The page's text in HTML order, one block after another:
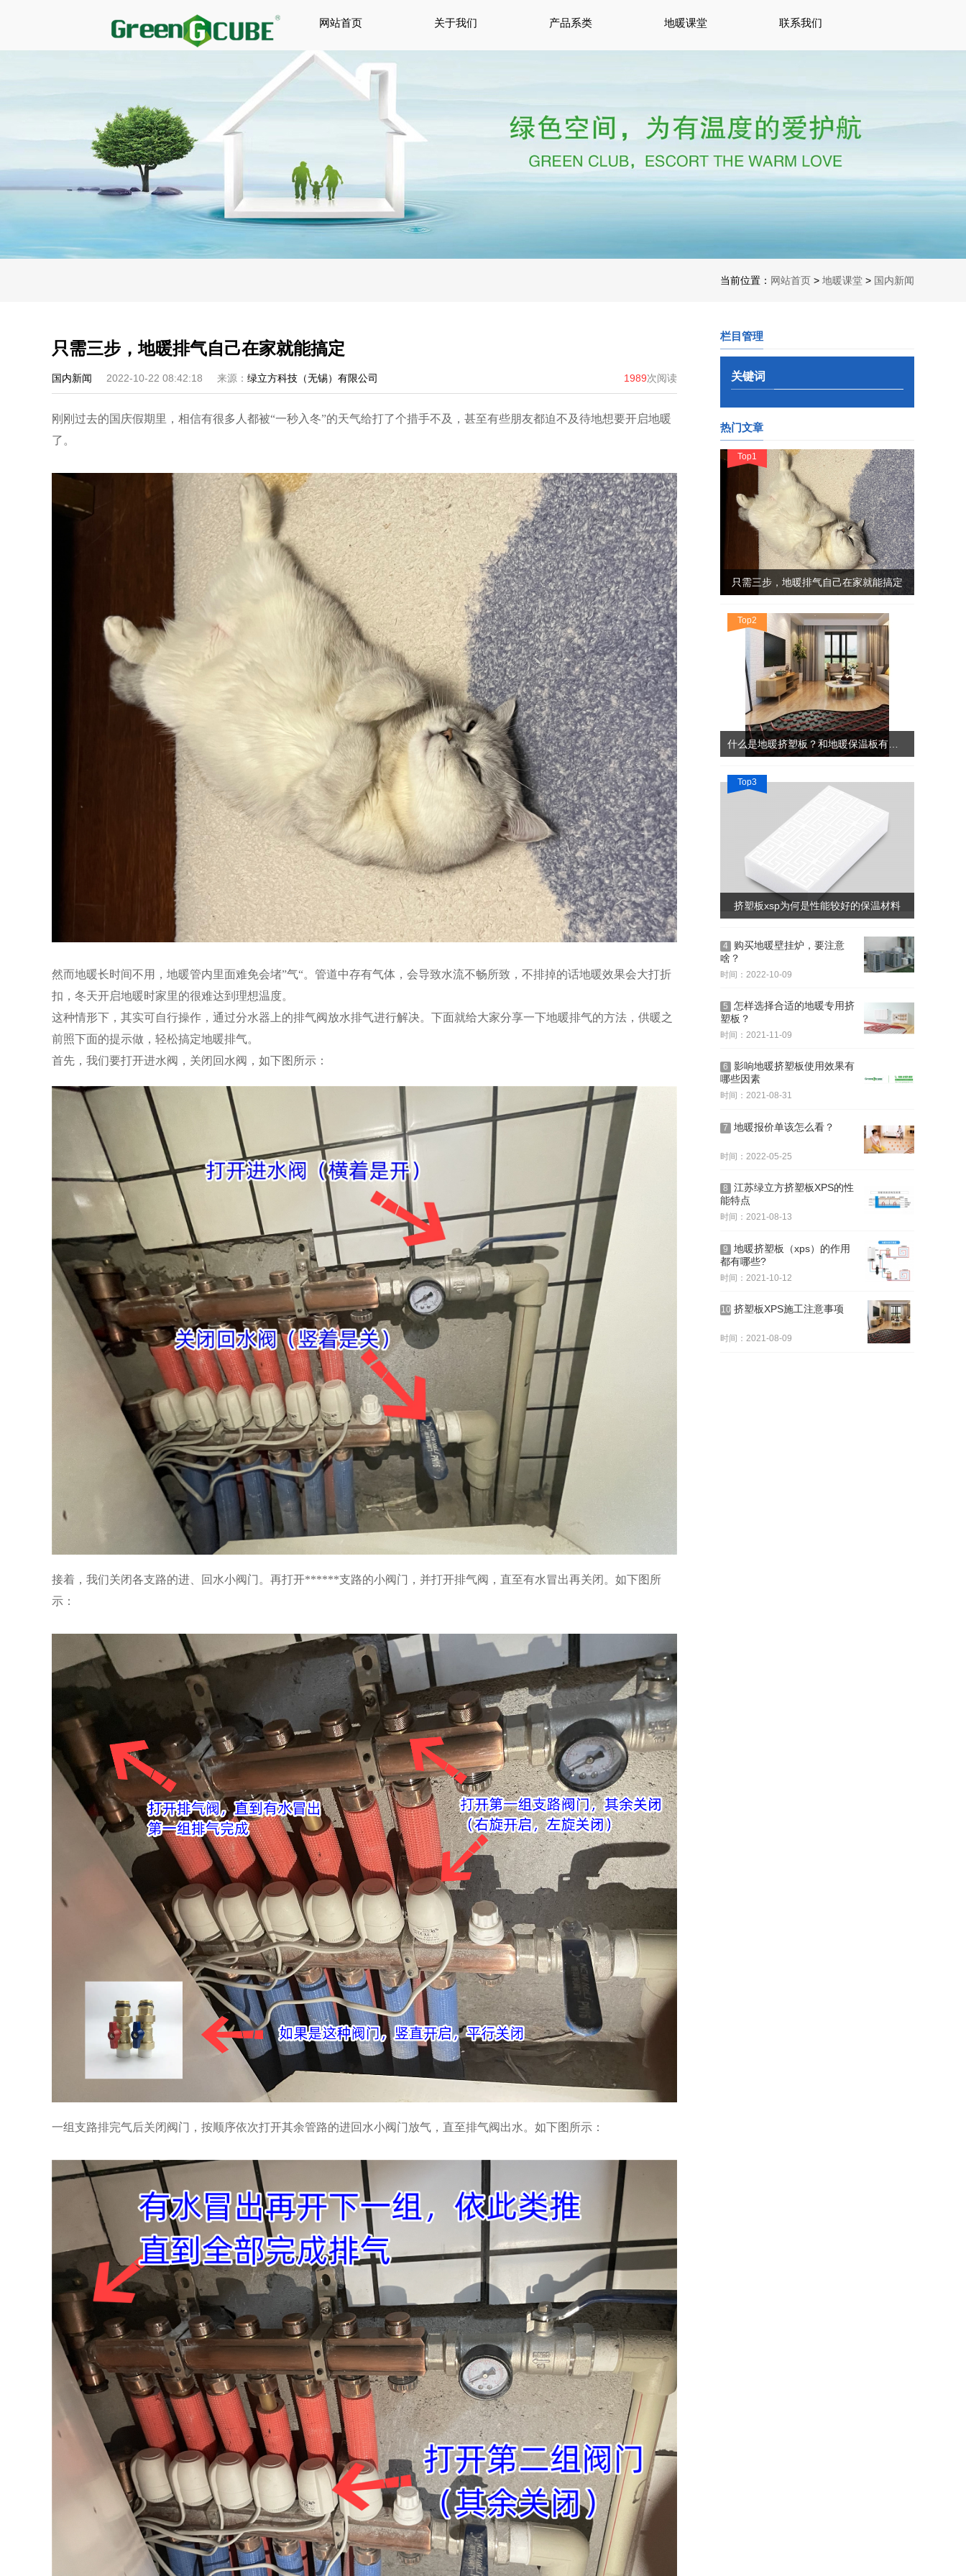
网站首页 关于我们 产品系类 地暖课堂 联系我们
当前位置： 网站首页 > 地暖课堂 > 国内新闻
只需三步，地暖排气自己在家就能搞定
1989次阅读
国内新闻 2022-10-22 08:42:18 来源： 绿立方科技（无锡）有限公司
刚刚过去的国庆假期里，相信有很多人都被“一秒入冬”的天气给打了个措手不及，甚至有些朋友都迫不及待地想要开启地暖
了。
然而地暖长时间不用，地暖管内里面难免会堵”气“。管道中存有气体，会导致水流不畅所致，不排掉的话地暖效果会大打折
扣，冬天开启地暖时家里的很难达到理想温度。
这种情形下，其实可自行操作，通过分水器上的排气阀放水排气进行解决。下面就给大家分享一下地暖排气的方法，供暖之
前照下面的提示做，轻松搞定地暖排气。
首先，我们要打开进水阀，关闭回水阀，如下图所示：
接着，我们关闭各支路的进、回水小阀门。再打开******支路的小阀门，并打开排气阀，直至有水冒出再关闭。如下图所
示：
一组支路排完气后关闭阀门，按顺序依次打开其余管路的进回水小阀门放气，直至排气阀出水。如下图所示：
栏目管理
关键词
热门文章
Top1
只需三步，地暖排气自己在家就能搞定
Top2
Top3
挤塑板xsp为何是性能较好的保温材料
4
购买地暖壁挂炉，要注意
啥？
时间：2022-10-09
5
怎样选择合适的地暖专用挤
塑板？
时间：2021-11-09
6
影响地暖挤塑板使用效果有
哪些因素
时间：2021-08-31
7 地暖报价单该怎么看？
时间：2022-05-25
8
江苏绿立方挤塑板XPS的性
能特点
时间：2021-08-13
9
地暖挤塑板（xps）的作用
都有哪些?
时间：2021-10-12
10 挤塑板XPS施工注意事项
时间：2021-08-09